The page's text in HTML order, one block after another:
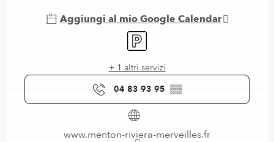
Aggiungi al mio Google Calendar
Parcheggio
+ 1 altri servizi
04 83 93 95 ▒▒
www.menton-riviera-merveilles.fr